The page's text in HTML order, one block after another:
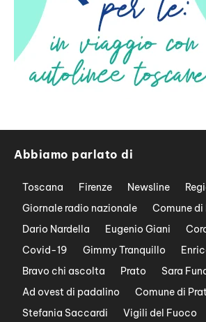
Abbiamo parlato di
Toscana Firenze Newsline
Giornale radio nazionale
Comune di
Dario Nardella
Eugenio Giani
Covid-19
Gimmy Tranquillo
Bravo chi ascolta
Prato Sara
Ad ovest di padalino
Comune di
Stefania Saccardi
Vigili del Fuoco